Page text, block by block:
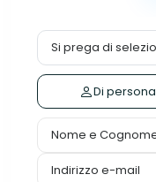
Di persona